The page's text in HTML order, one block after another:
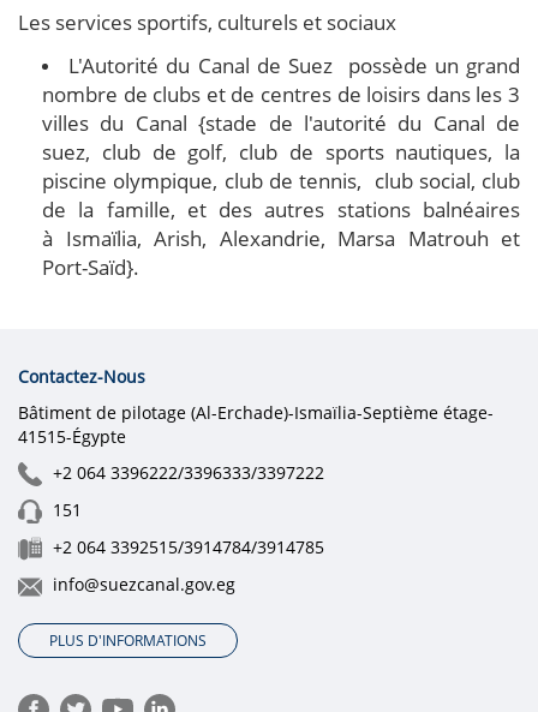
Les services sportifs, culturels et sociaux
L'Autorité du Canal de Suez possède un grand
nombre de clubs et de centres de loisirs dans les 3
villes du Canal {stade de l'autorité du Canal de
suez, club de golf, club de sports nautiques, la
piscine olympique, club de tennis, club social, club
de la famille, et des autres stations balnéaires
à Ismaïlia, Arish, Alexandrie, Marsa Matrouh et
Port-Saïd}.
Contactez-Nous
Bâtiment de pilotage (Al-Erchade)-Ismaïlia-Septième étage-
41515-Égypte
+2 064 3396222/3396333/3397222
151
+2 064 3392515/3914784/3914785
info@suezcanal.gov.eg
PLUS D'INFORMATIONS